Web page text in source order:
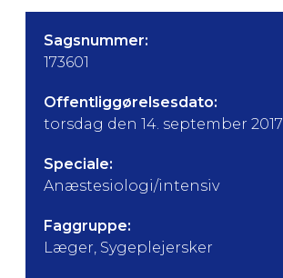
Sagsnummer:
173601
Offentliggørelsesdato:
torsdag den 14. september 2017
Speciale:
Anæstesiologi/intensiv
Faggruppe:
Læger, Sygeplejersker